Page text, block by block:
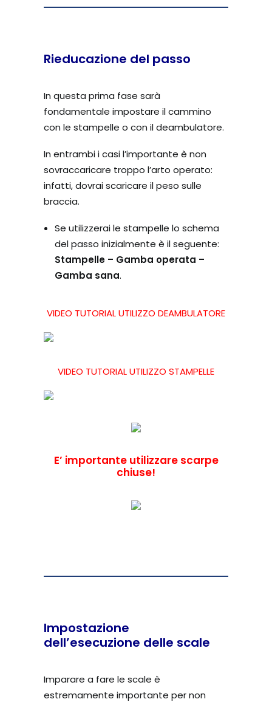
Rieducazione del passo
In questa prima fase sarà
fondamentale impostare il cammino
con le stampelle o con il deambulatore.
In entrambi i casi l’importante è non
sovraccaricare troppo l’arto operato:
infatti, dovrai scaricare il peso sulle
braccia.
Se utilizzerai le stampelle lo schema
del passo inizialmente è il seguente:
Stampelle – Gamba operata –
Gamba sana.
VIDEO TUTORIAL UTILIZZO DEAMBULATORE
VIDEO TUTORIAL UTILIZZO STAMPELLE
E’ importante utilizzare scarpe
chiuse!
Impostazione
dell’esecuzione delle scale
Imparare a fare le scale è
estremamente importante per non